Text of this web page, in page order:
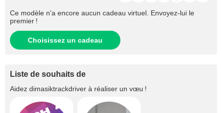
Ce modèle n'a encore aucun cadeau virtuel. Envoyez-lui le
premier !
Choisissez un cadeau
Liste de souhaits de
Aidez dimasiktrackdriver à réaliser un vœu !